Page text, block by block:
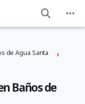
de Agua Santa
Baños de